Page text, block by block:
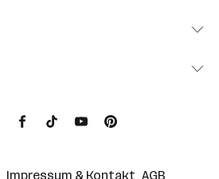
Impressum & Kontakt AGB